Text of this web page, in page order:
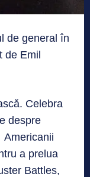
de general în
de Emil
Celebra
despre
Americanii
a prelua
Battles,